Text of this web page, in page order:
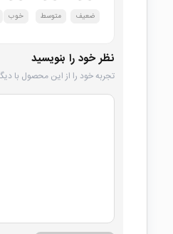
ضعیف متوسط خوب
نظر خود را بنویسید
تجربه خود را از این محصول با